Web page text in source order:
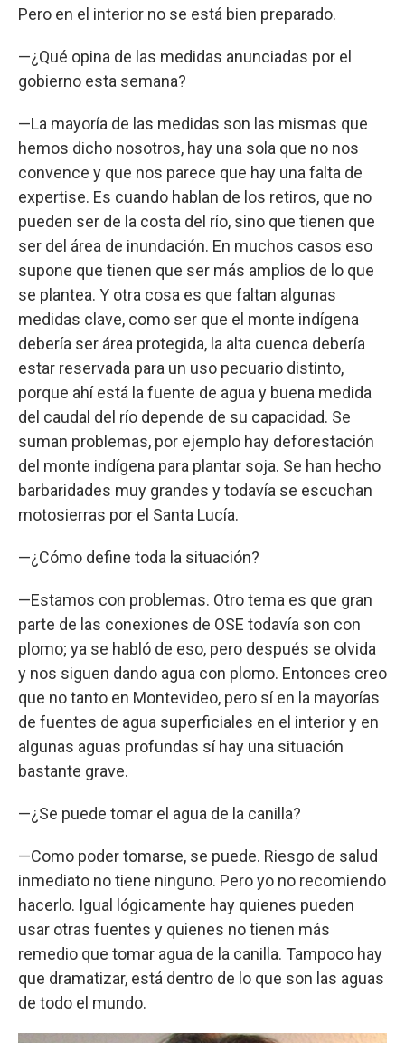
Pero en el interior no se está bien preparado.
—¿Qué opina de las medidas anunciadas por el
gobierno esta semana?
—La mayoría de las medidas son las mismas que
hemos dicho nosotros, hay una sola que no nos
convence y que nos parece que hay una falta de
expertise. Es cuando hablan de los retiros, que no
pueden ser de la costa del río, sino que tienen que
ser del área de inundación. En muchos casos eso
supone que tienen que ser más amplios de lo que
se plantea. Y otra cosa es que faltan algunas
medidas clave, como ser que el monte indígena
debería ser área protegida, la alta cuenca debería
estar reservada para un uso pecuario distinto,
porque ahí está la fuente de agua y buena medida
del caudal del río depende de su capacidad. Se
suman problemas, por ejemplo hay deforestación
del monte indígena para plantar soja. Se han hecho
barbaridades muy grandes y todavía se escuchan
motosierras por el Santa Lucía.
—¿Cómo define toda la situación?
—Estamos con problemas. Otro tema es que gran
parte de las conexiones de OSE todavía son con
plomo; ya se habló de eso, pero después se olvida
y nos siguen dando agua con plomo. Entonces creo
que no tanto en Montevideo, pero sí en la mayorías
de fuentes de agua superficiales en el interior y en
algunas aguas profundas sí hay una situación
bastante grave.
—¿Se puede tomar el agua de la canilla?
—Como poder tomarse, se puede. Riesgo de salud
inmediato no tiene ninguno. Pero yo no recomiendo
hacerlo. Igual lógicamente hay quienes pueden
usar otras fuentes y quienes no tienen más
remedio que tomar agua de la canilla. Tampoco hay
que dramatizar, está dentro de lo que son las aguas
de todo el mundo.